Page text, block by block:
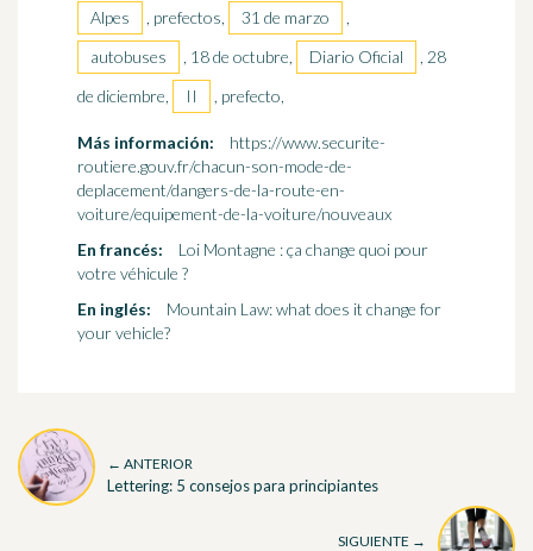
Alpes
, prefectos, 31 de marzo
,
autobuses
, 18 de octubre, Diario Oficial
, 28
de diciembre,
II , prefecto,
Más información:
https://www.securite-
routiere.gouv.fr/chacun-son-mode-de-
deplacement/dangers-de-la-route-en-
voiture/equipement-de-la-voiture/nouveaux
En francés:
Loi Montagne : ça change quoi pour
votre véhicule ?
En inglés:
Mountain Law: what does it change for
your vehicle?
← ANTERIOR
Lettering: 5 consejos para principiantes
SIGUIENTE →